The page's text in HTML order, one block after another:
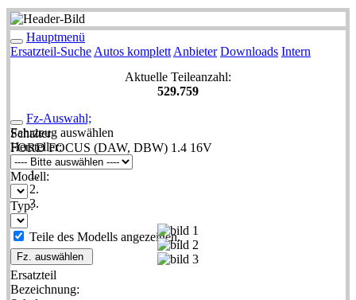
Hauptmenü
Ersatzteil-Suche Autos komplett Anbieter Downloads Intern
Aktuelle Teileanzahl:
529.759
Fz-Auswahl;
Fahrzeug auswählen
Hersteller:
Modell:
Typ:
Teile des Modells angezeigen.
Fz. auswählen
Schalter
FORD FOCUS (DAW, DBW) 1.4 16V
Ersatzteil
Bezeichnung: